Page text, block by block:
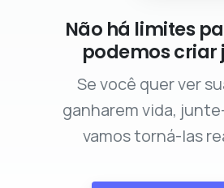
Não há limites
podemos criar
Se você quer ver
ganharem vida,
vamos torná-las